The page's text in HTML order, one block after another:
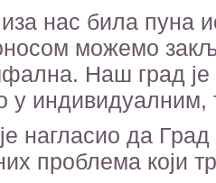
нас била пуна
можемо
Наш град
у
нагласио да
проблема који